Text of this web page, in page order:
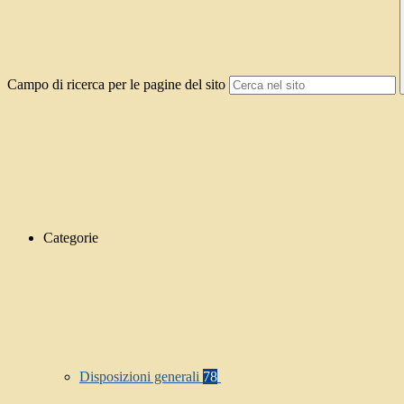
Campo di ricerca per le pagine del sito
Categorie
Disposizioni generali 78